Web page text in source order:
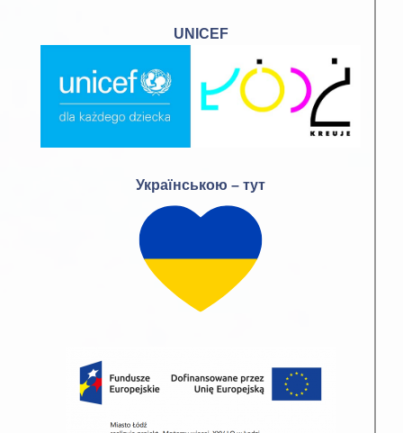
UNICEF
Українською – тут